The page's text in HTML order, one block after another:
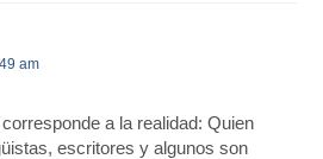
am
a la realidad: Quien
escritores y algunos son